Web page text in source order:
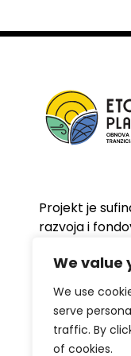
We value
We use
serve
traffic. By
of cookies.
Projekt je
razvoja i